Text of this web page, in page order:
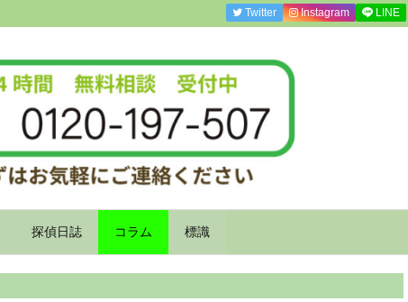
探偵日誌 コラム 標識
Twitter Instagram LINE